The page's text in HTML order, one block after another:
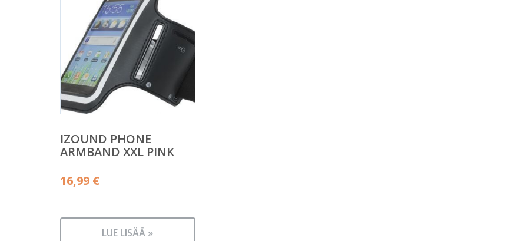
IZOUND PHONE
ARMBAND XXL PINK
16,99 €
LUE LISÄÄ »